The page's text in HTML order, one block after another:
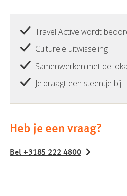
Travel Active wordt
Culturele uitwisseling
Samenwerken met de
Je draagt een steentje bij
Heb je een vraag?
Bel +3185 222 4800